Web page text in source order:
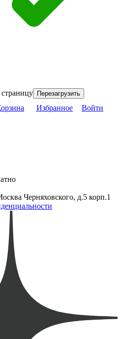
Перезагрузить
Избранное Войти
Черняховского, д.5 корп.1